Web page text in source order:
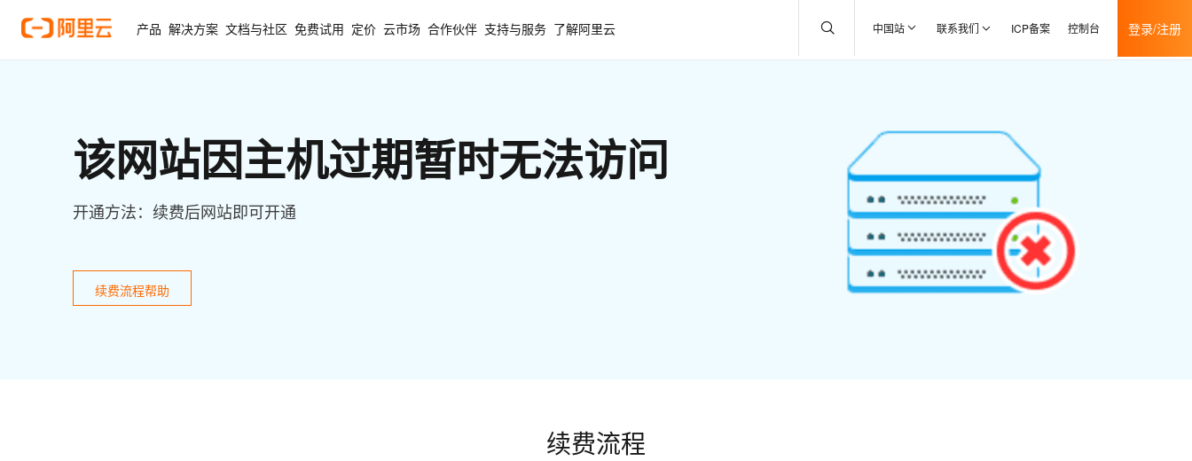
产品 解决方案 文档与社区 免费试用 定价 云市场 合作伙伴 支持与服务 了解阿里云 中国站 联系我们 ICP备案 控制台 登录/注册
该网站因主机过期暂时无法访问
开通方法：续费后网站即可开通
续费流程帮助
续费流程